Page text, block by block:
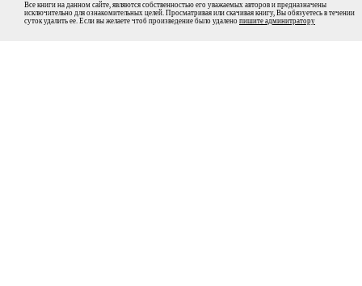
Все книги на данном сайте, являются собственностью его уважаемых авторов и предназначены
исключительно для ознакомительных целей. Просматривая или скачивая книгу, Вы обязуетесь в течении
суток удалить ее. Если вы желаете чтоб произведение было удалено пишите админитратору